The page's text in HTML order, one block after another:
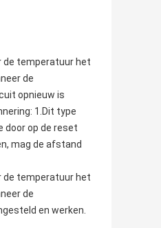
de temperatuur het
de
opnieuw is
1.Dit type
door op de reset
mag de afstand
de temperatuur het
de
en werken.